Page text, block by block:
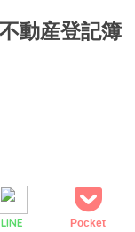
動産登記簿
LINE Pocket